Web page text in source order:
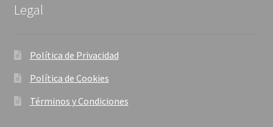
Legal
Política de Privacidad
Política de Cookies
Términos y Condiciones